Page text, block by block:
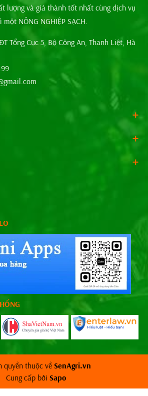
lượng và giá thành tốt nhất cùng dịch vụ
NÔNG NGHIỆP SẠCH.
Tổng Cục 5, Bộ Công An, Thanh Liệt, Hà
quyền thuộc về SenAgri.vn
Cung cấp bởi Sapo